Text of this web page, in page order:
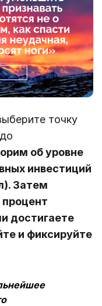
точку
об уровне
инвестиций
Затем
достигаете
и фиксируйте